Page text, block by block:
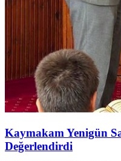
Kaymakam Yenigün
Değerlendirdi